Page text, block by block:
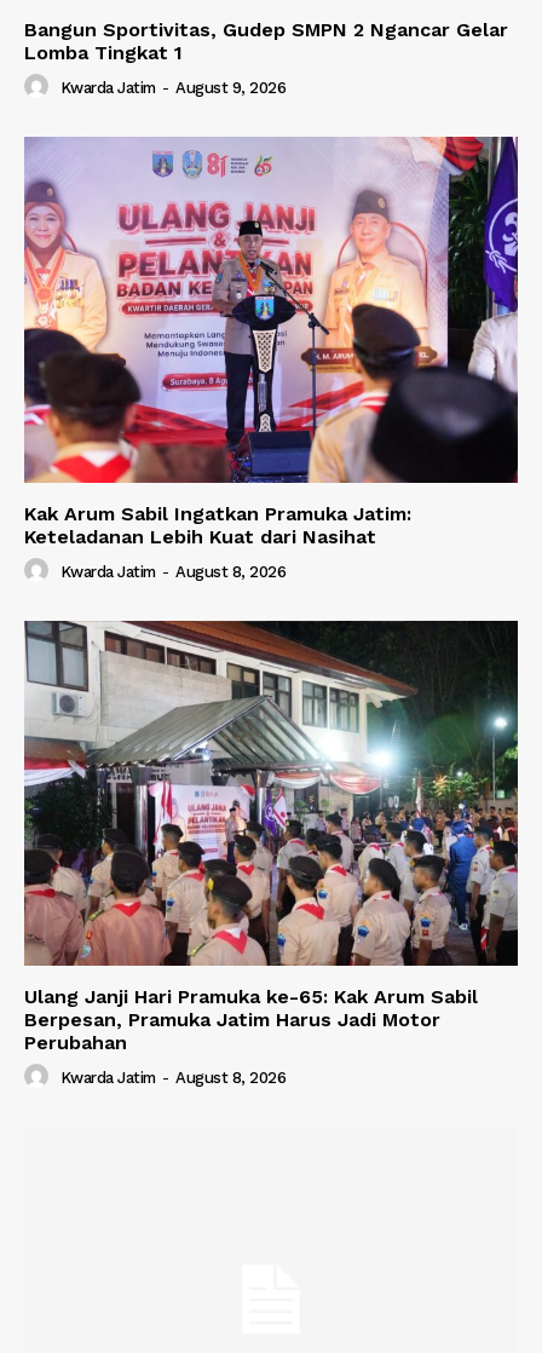
Bangun Sportivitas, Gudep SMPN 2 Ngancar Gelar
Lomba Tingkat 1
Kwarda Jatim - August 9, 2026
Kak Arum Sabil Ingatkan Pramuka Jatim:
Keteladanan Lebih Kuat dari Nasihat
Kwarda Jatim - August 8, 2026
Ulang Janji Hari Pramuka ke-65: Kak Arum Sabil
Berpesan, Pramuka Jatim Harus Jadi Motor
Perubahan
Kwarda Jatim - August 8, 2026